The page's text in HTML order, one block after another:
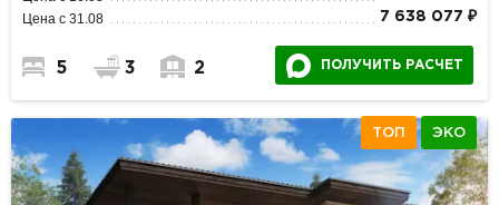
Цена с 31.08 7 638 077 ₽
5 3 2 ПОЛУЧИТЬ РАСЧЕТ
ТОП ЭКО